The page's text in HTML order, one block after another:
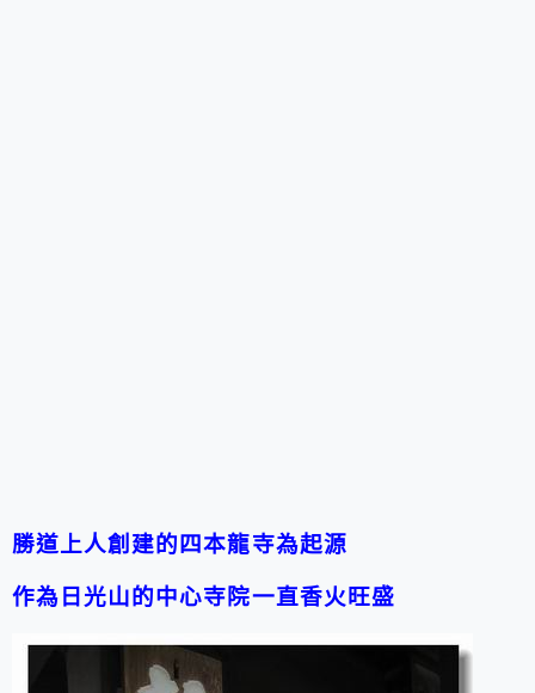
勝道上人創建的四本龍寺為起源
作為日光山的中心寺院一直香火旺盛